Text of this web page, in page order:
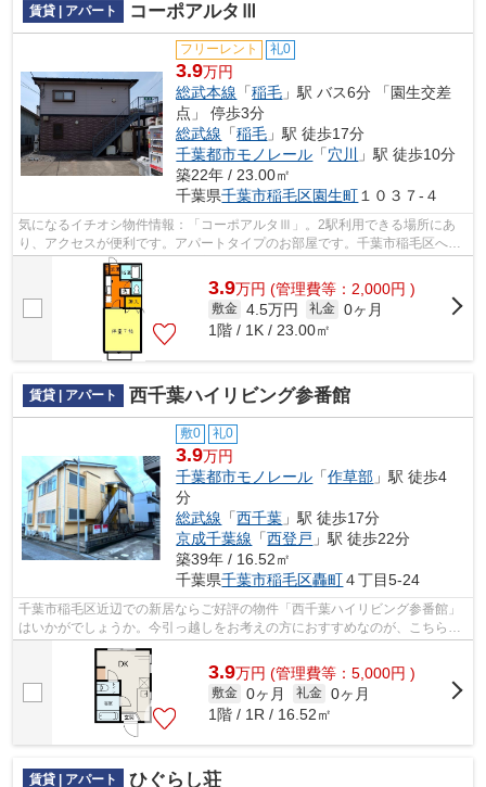
賃貸 | アパート コーポアルタⅢ
フリーレント 礼0
3.9万円
総武本線 「稲毛 」駅 バス6分 「園生交差
点」 停歩3分
総武線 「稲毛 」駅 徒歩17分
千葉都市モノレール 「穴川
」駅 徒歩10分
築22年 / 23.00㎡
千葉県千葉市稲毛区園生町１０３７-４
気になるイチオシ物件情報：「コーポアルタⅢ」。2駅利用できる場所にあ
り、アクセスが便利です。アパートタイプのお部屋です。千葉市稲毛区へお
引っ越しをするのであれば、お部屋探し...
3.9万円 (管理費等：2,000円 )
敷金 4.5万円 礼金 0ヶ月
1階 / 1K / 23.00㎡
賃貸 | アパート 西千葉ハイリビング参番館
敷0 礼0
3.9万円
千葉都市モノレール 「作草部 」駅 徒歩4
分
総武線 「西千葉 」駅 徒歩17分
京成千葉線 「西登戸 」駅 徒歩22分
築39年 / 16.52㎡
千葉県千葉市稲毛区轟町４丁目5-24
千葉市稲毛区近辺での新居ならご好評の物件「西千葉ハイリビング参番館」
はいかがでしょうか。今引っ越しをお考えの方におすすめなのが、こちらの
アパートです。2駅利用可能でとても利...
3.9万円 (管理費等：5,000円 )
敷金 0ヶ月 礼金 0ヶ月
1階 / 1R / 16.52㎡
賃貸 | アパート ひぐらし荘